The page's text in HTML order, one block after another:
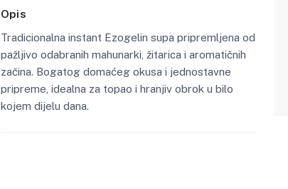
Opis
Tradicionalna instant Ezogelin supa pripremljena od
pažljivo odabranih mahunarki, žitarica i aromatičnih
začina. Bogatog domaćeg okusa i jednostavne
pripreme, idealna za topao i hranjiv obrok u bilo
kojem dijelu dana.